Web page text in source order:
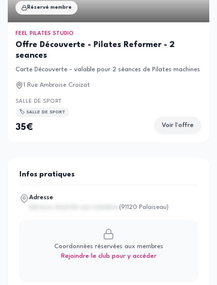
Réservé membre
FEEL PILATES STUDIO
Offre Découverte - Pilates Reformer - 2
seances
Carte Découverte - valable pour 2 séances de Pilates machines
1 Rue Ambroise Croizat
SALLE DE SPORT
🏷️ SALLE DE SPORT
35€ Voir l'offre
Infos pratiques
Adresse
(91120 Palaiseau)
Coordonnées réservées aux membres
Rejoindre le club pour y accéder